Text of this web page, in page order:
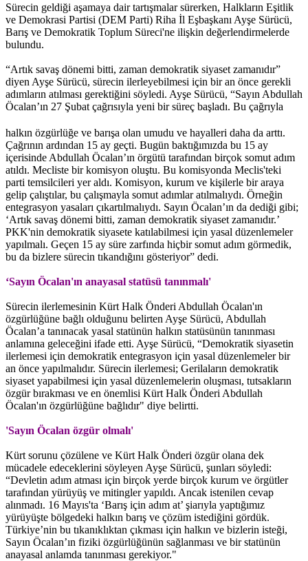
Sürecin geldiği aşamaya dair tartışmalar sürerken, Halkların Eşitlik
ve Demokrasi Partisi (DEM Parti) Riha İl Eşbaşkanı Ayşe Sürücü,
Barış ve Demokratik Toplum Süreci'ne ilişkin değerlendirmelerde
bulundu.
“Artık savaş dönemi bitti, zaman demokratik siyaset zamanıdır”
diyen Ayşe Sürücü, sürecin ilerleyebilmesi için bir an önce gerekli
adımların atılması gerektiğini söyledi. Ayşe Sürücü, “Sayın Abdullah
Öcalan’ın 27 Şubat çağrısıyla yeni bir süreç başladı. Bu çağrıyla
halkın özgürlüğe ve barışa olan umudu ve hayalleri daha da arttı.
Çağrının ardından 15 ay geçti. Bugün baktığımızda bu 15 ay
içerisinde Abdullah Öcalan’ın örgütü tarafından birçok somut adım
atıldı. Mecliste bir komisyon oluştu. Bu komisyonda Meclis'teki
parti temsilcileri yer aldı. Komisyon, kurum ve kişilerle bir araya
gelip çalıştılar, bu çalışmayla somut adımlar atılmalıydı. Örneğin
entegrasyon yasaları çıkartılmalıydı. Sayın Öcalan’ın da dediği gibi;
‘Artık savaş dönemi bitti, zaman demokratik siyaset zamanıdır.’
PKK'nin demokratik siyasete katılabilmesi için yasal düzenlemeler
yapılmalı. Geçen 15 ay süre zarfında hiçbir somut adım görmedik,
bu da bizlere sürecin tıkandığını gösteriyor” dedi.
‘Sayın Öcalan'ın anayasal statüsü tanınmalı'
Sürecin ilerlemesinin Kürt Halk Önderi Abdullah Öcalan'ın
özgürlüğüne bağlı olduğunu belirten Ayşe Sürücü, Abdullah
Öcalan’a tanınacak yasal statünün halkın statüsünün tanınması
anlamına geleceğini ifade etti. Ayşe Sürücü, “Demokratik siyasetin
ilerlemesi için demokratik entegrasyon için yasal düzenlemeler bir
an önce yapılmalıdır. Sürecin ilerlemesi; Gerilaların demokratik
siyaset yapabilmesi için yasal düzenlemelerin oluşması, tutsakların
özgür bırakması ve en önemlisi Kürt Halk Önderi Abdullah
Öcalan'ın özgürlüğüne bağlıdır" diye belirtti.
'Sayın Öcalan özgür olmalı'
Kürt sorunu çözülene ve Kürt Halk Önderi özgür olana dek
mücadele edeceklerini söyleyen Ayşe Sürücü, şunları söyledi:
“Devletin adım atması için birçok yerde birçok kurum ve örgütler
tarafından yürüyüş ve mitingler yapıldı. Ancak istenilen cevap
alınmadı. 16 Mayıs'ta ‘Barış için adım at’ şiarıyla yaptığımız
yürüyüşte bölgedeki halkın barış ve çözüm istediğini gördük.
Türkiye’nin bu tıkanıklıktan çıkması için halkın ve bizlerin isteği,
Sayın Öcalan’ın fiziki özgürlüğünün sağlanması ve bir statünün
anayasal anlamda tanınması gerekiyor."